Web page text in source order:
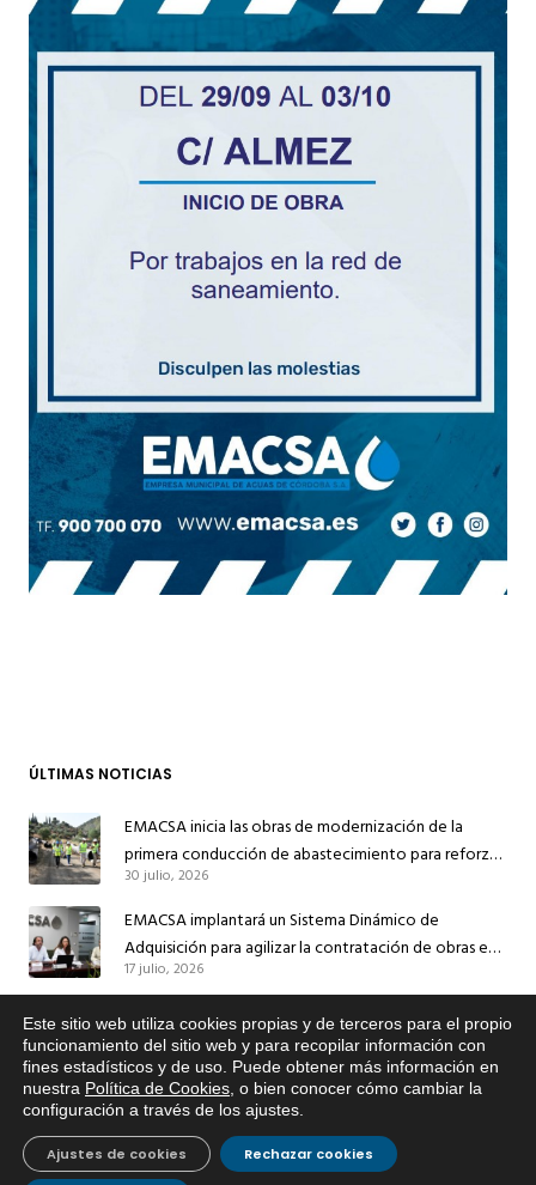
ÚLTIMAS NOTICIAS
EMACSA inicia las obras de modernización de la
primera conducción de abastecimiento para reforzar
el suministro de agua de Córdoba
30 julio, 2026
EMACSA implantará un Sistema Dinámico de
Adquisición para agilizar la contratación de obras en
sus redes e instalaciones
17 julio, 2026
EMACSA inicia hoy las obras de una nueva arteria de
abastecimiento y una red de agua no potable en
Ingeniero Ruiz de Azúa
13 julio, 2026
Caracterización ZA Córdoba Red Quemadas- 1ª Sem
2026
9 julio, 2026
Este sitio web utiliza cookies propias y de terceros para el propio
funcionamiento del sitio web y para recopilar información con
fines estadísticos y de uso. Puede obtener más información en
nuestra Política de Cookies , o bien conocer cómo cambiar la
configuración a través de los ajustes
Rechazar cookies
Ajustes de cookies
Si tiene cualquier duda sobre
EMACSA, haga click abajo.